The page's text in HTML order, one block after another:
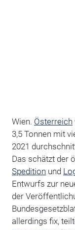
Wien. Österreich
3,5 Tonnen mit
2021
Das schätzt der
Spedition und
Entwurfs zur
der
allerdings fix,